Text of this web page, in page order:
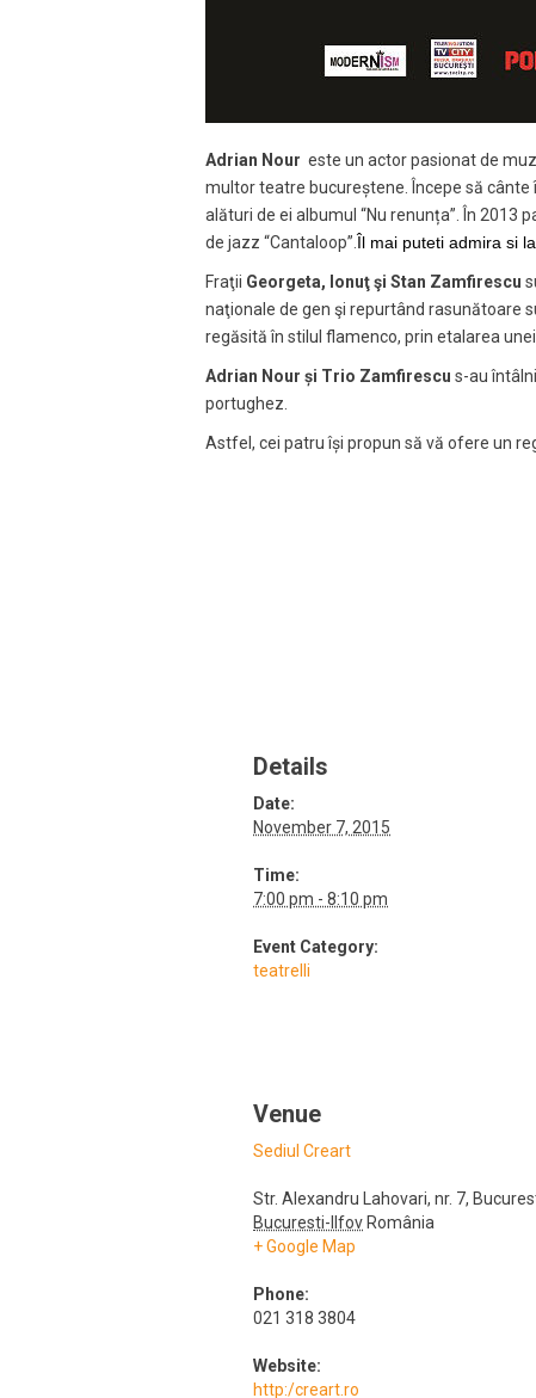
Adrian Nour este un actor pasionat de
multor teatre bucureștene. Începe să cânte
alături de ei albumul “Nu renunța”. În 2013
de jazz “Cantaloop”. Îl mai puteti admira si la
Fraţii Georgeta, Ionuţ şi Stan Zamfirescu
naţionale de gen şi repurtând rasunătoare
regăsită în stilul flamenco, prin etalarea
Adrian Nour și Trio Zamfirescu s-au
portughez.
Astfel, cei patru își propun să vă ofere un
Details
Date:
November 7, 2015
Time:
7:00 pm - 8:10 pm
Event Category:
teatrelli
Venue
Sediul Creart
Str. Alexandru Lahovari, nr. 7,
Bucuresti-IlfovRomânia
+ Google Map
Phone:
021 318 3804
Website:
http:/creart.ro